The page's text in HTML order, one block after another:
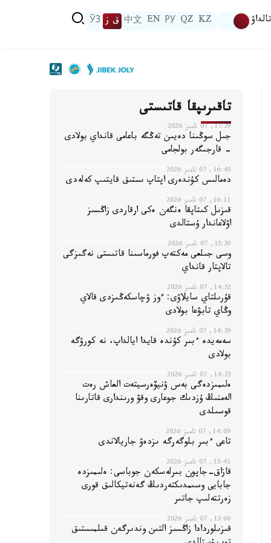
تالداۋ KZ
QZ
РУ
EN
中文 ق ز ЎЗ
تاقىرىپقا قاتىستى
17:29, 07 تامىز 2026
جىل سوڭىنا دەيىن تەڭگە باعامى قانداي بولادى
- قارجىگەر بولجامى
16:45, 07 تامىز 2026
دەمالىس كۇندەرى اپتاپ ىستىق قايتىپ كەلەدى
16:11, 07 تامىز 2026
قىزىل كىتاپقا ەنگەن ەكى ارقاردى زاڭسىز
اۋلاعاندار ۇستالدى
15:30, 07 تامىز 2026
وسى جىلعى مەكتەپ فورماسىنا قاتىستى نەگىزگى
تالاپتار قانداي
14:52, 07 تامىز 2026
قۇرىلتاي سايلاۋى: ءوز ۋچاسكەڭىزدى قالاي
وڭاي تابۋعا بولادى
14:39, 07 تامىز 2026
سەمەيدە ءبىر كۇندە قايدا ايالداپ، نە كورۋگە
بولادى
14:23, 07 تامىز 2026
ەلىمىزدەگى بەس ۋنيۆەرسيتەت العاش رەت
الەمنىڭ ۇزدىك جوعارى وقۋ ورىندارى قاتارىنا
قوسىلدى
14:09, 07 تامىز 2026
تاعى ءبىر بلوگەرگە ىزدەۋ جاريالاندى
13:41, 07 تامىز 2026
قازاق-جاپون بىرلەسكەن جوباسى: ەلىمىزدە
جابايى وسىمدىكتەردىڭ گەنەتيكالىق قورى
زەرتتەلىپ جاتىر
13:06, 07 تامىز 2026
قىزىلوردادا زاڭسىز التىن وندىرگەن قىلمىستىق